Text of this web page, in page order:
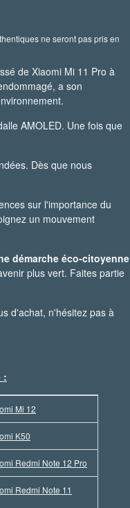
ne seront pas pris en
de Xiaomi Mi 11 Pro à
a son
AMOLED. Une fois que
Dès que nous
sur l'importance du
un mouvement
démarche éco-citoyenne
plus vert. Faites partie
d'achat, n'hésitez pas à
:
Mi 12
K50
Redmi Note 12 Pro
Redmi Note 11